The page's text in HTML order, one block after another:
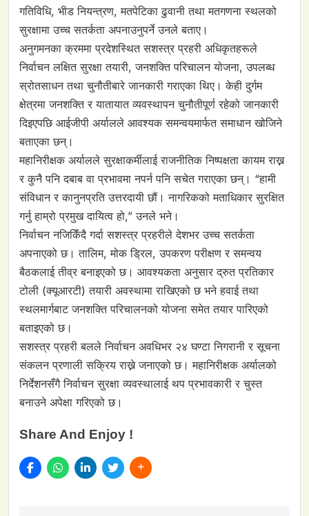
गतिविधि, भीड नियन्त्रण, मतपेटिका ढुवानी तथा मतगणना स्थलको
सुरक्षामा उच्च सतर्कता अपनाउनुपर्ने उनले बताए।
अनुगमनका क्रममा प्रदेशस्थित सशस्त्र प्रहरी अधिकृतहरूले
निर्वाचन लक्षित सुरक्षा तयारी, जनशक्ति परिचालन योजना, उपलब्ध
स्रोतसाधन तथा चुनौतीबारे जानकारी गराएका थिए। केही दुर्गम
क्षेत्रमा जनशक्ति र यातायात व्यवस्थापन चुनौतीपूर्ण रहेको जानकारी
दिइएपछि आईजीपी अर्यालले आवश्यक समन्वयमार्फत समाधान खोजिने
बताएका छन्।
महानिरीक्षक अर्यालले सुरक्षाकर्मीलाई राजनीतिक निष्पक्षता कायम राख्न
र कुनै पनि दबाब वा प्रभावमा नपर्न पनि सचेत गराएका छन्। “हामी
संविधान र कानुनप्रति उत्तरदायी छौं। नागरिकको मताधिकार सुरक्षित
गर्नु हाम्रो प्रमुख दायित्व हो,” उनले भने।
निर्वाचन नजिकिँदै गर्दा सशस्त्र प्रहरीले देशभर उच्च सतर्कता
अपनाएको छ। तालिम, मोक ड्रिल, उपकरण परीक्षण र समन्वय
बैठकलाई तीव्र बनाइएको छ। आवश्यकता अनुसार द्रुत प्रतिकार
टोली (क्यूआरटी) तयारी अवस्थामा राखिएको छ भने हवाई तथा
स्थलमार्गबाट जनशक्ति परिचालनको योजना समेत तयार पारिएको
बताइएको छ।
सशस्त्र प्रहरी बलले निर्वाचन अवधिभर २४ घण्टा निगरानी र सूचना
संकलन प्रणाली सक्रिय राख्ने जनाएको छ। महानिरीक्षक अर्यालको
निर्देशनसँगै निर्वाचन सुरक्षा व्यवस्थालाई थप प्रभावकारी र चुस्त
बनाउने अपेक्षा गरिएको छ।
Share And Enjoy !